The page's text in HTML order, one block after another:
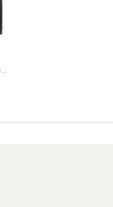
4NK trick mini ジップマルチウォレット キャッシュレス対応のお財布/L字ファスナー/二つ折り/アイレット